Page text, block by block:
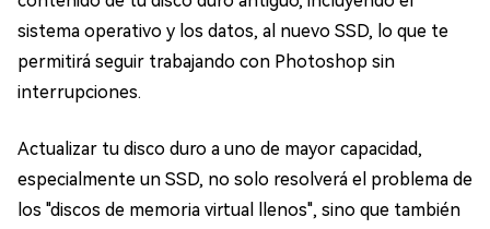
sistema operativo y los datos, al nuevo SSD, lo que te
permitirá seguir trabajando con Photoshop sin
interrupciones.
Actualizar tu disco duro a uno de mayor capacidad,
especialmente un SSD, no solo resolverá el problema de
los "discos de memoria virtual llenos", sino que también